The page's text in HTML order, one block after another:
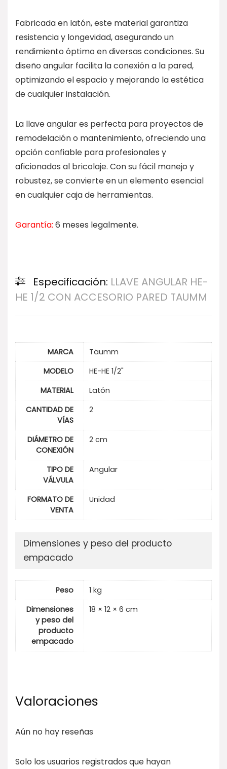
Fabricada en latón, este material garantiza
resistencia y longevidad, asegurando un
rendimiento óptimo en diversas condiciones. Su
diseño angular facilita la conexión a la pared,
optimizando el espacio y mejorando la estética
de cualquier instalación.
La llave angular es perfecta para proyectos de
remodelación o mantenimiento, ofreciendo una
opción confiable para profesionales y
aficionados al bricolaje. Con su fácil manejo y
robustez, se convierte en un elemento esencial
en cualquier caja de herramientas.
Garantía: 6 meses legalmente.
Especificación: LLAVE ANGULAR HE-
HE 1/2 CON ACCESORIO PARED TAUMM
MARCA
Täumm
MODELO
HE-HE 1/2"
MATERIAL
Latón
CANTIDAD DE
VÍAS
2
DIÁMETRO DE
CONEXIÓN
2 cm
TIPO DE
VÁLVULA
Angular
FORMATO DE
VENTA
Unidad
Dimensiones y peso del producto
empacado
Peso
1 kg
Dimensiones
y peso del
producto
empacado
18 × 12 × 6 cm
Valoraciones
Aún no hay reseñas
Solo los usuarios registrados que hayan